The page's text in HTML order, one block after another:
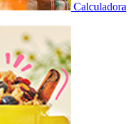
Calculadora